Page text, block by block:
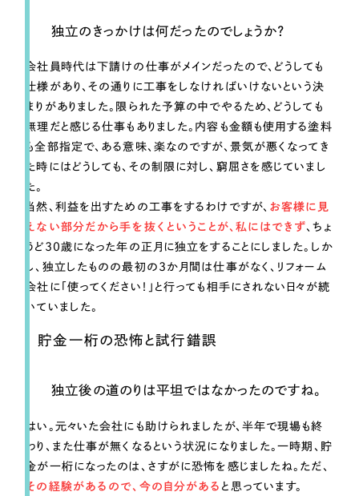
独立のきっかけは何だったのでしょうか？
会社員時代は下請けの仕事がメインだったので、どうしても
仕様があり、その通りに工事をしなければいけないという決
まりがありました。限られた予算の中でやるため、どうしても
無理だと感じる仕事もありました。内容も金額も使用する塗料
も全部指定で、ある意味、楽なのですが、景気が悪くなってき
た時にはどうしても、その制限に対し、窮屈さを感じていまし
た。
当然、利益を出すための工事をするわけですが、 お客様に見
えない部分だから手を抜くということが、私にはできず、ちょ
うど30歳になった年の正月に独立をすることにしました。しか
し、独立したものの最初の3か月間は仕事がなく、リフォーム
会社に「使ってください！」と行っても相手にされない日々が続
いていました。
貯金一桁の恐怖と試行錯誤
独立後の道のりは平坦ではなかったのですね。
はい。元々いた会社にも助けられましたが、半年で現場も終
わり、また仕事が無くなるという状況になりました。一時期、貯
金が一桁になったのは、さすがに恐怖を感じましたね。ただ、
その経験があるので、今の自分がある と思っています。